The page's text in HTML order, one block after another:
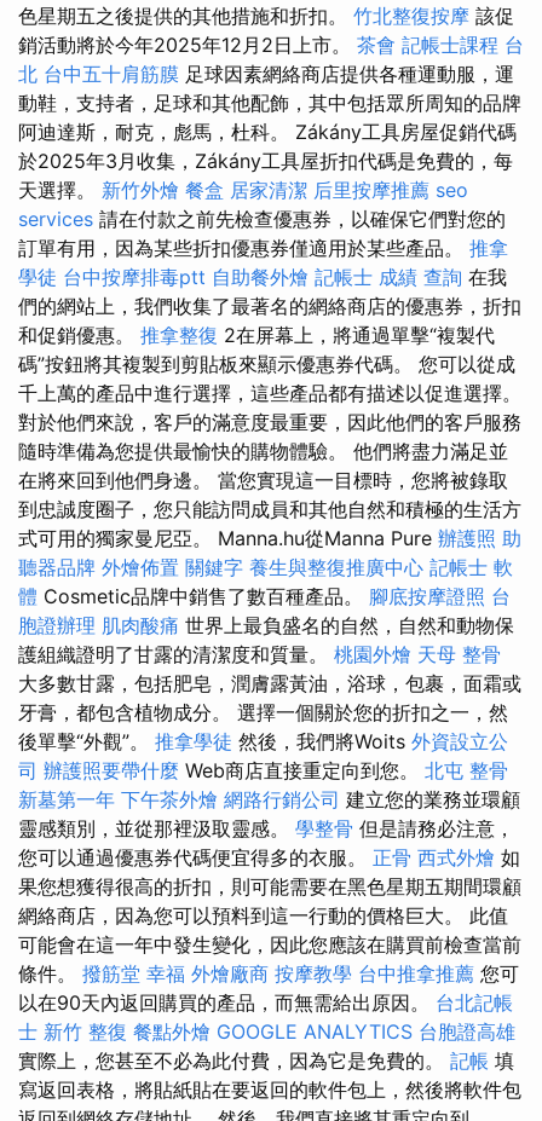
色星期五之後提供的其他措施和折扣。 竹北整復按摩 該促
銷活動將於今年2025年12月2日上市。 茶會 記帳士課程 台
北 台中五十肩筋膜 足球因素網絡商店提供各種運動服，運
動鞋，支持者，足球和其他配飾，其中包括眾所周知的品牌
阿迪達斯，耐克，彪馬，杜科。 Zákány工具房屋促銷代碼
於2025年3月收集，Zákány工具屋折扣代碼是免費的，每
天選擇。 新竹外燴 餐盒 居家清潔 后里按摩推薦 seo
services 請在付款之前先檢查優惠券，以確保它們對您的
訂單有用，因為某些折扣優惠券僅適用於某些產品。 推拿
學徒 台中按摩排毒ptt 自助餐外燴 記帳士 成績 查詢 在我
們的網站上，我們收集了最著名的網絡商店的優惠券，折扣
和促銷優惠。 推拿整復 2在屏幕上，將通過單擊“複製代
碼”按鈕將其複製到剪貼板來顯示優惠券代碼。 您可以從成
千上萬的產品中進行選擇，這些產品都有描述以促進選擇。
對於他們來說，客戶的滿意度最重要，因此他們的客戶服務
隨時準備為您提供最愉快的購物體驗。 他們將盡力滿足並
在將來回到他們身邊。 當您實現這一目標時，您將被錄取
到忠誠度圈子，您只能訪問成員和其他自然和積極的生活方
式可用的獨家曼尼亞。 Manna.hu從Manna Pure 辦護照 助
聽器品牌 外燴佈置 關鍵字 養生與整復推廣中心 記帳士 軟
體 Cosmetic品牌中銷售了數百種產品。 腳底按摩證照 台
胞證辦理 肌肉酸痛 世界上最負盛名的自然，自然和動物保
護組織證明了甘露的清潔度和質量。 桃園外燴 天母 整骨
大多數甘露，包括肥皂，潤膚露黃油，浴球，包裹，面霜或
牙膏，都包含植物成分。 選擇一個關於您的折扣之一，然
後單擊“外觀”。 推拿學徒 然後，我們將Woits 外資設立公
司 辦護照要帶什麼 Web商店直接重定向到您。 北屯 整骨
新墓第一年 下午茶外燴 網路行銷公司 建立您的業務並環顧
靈感類別，並從那裡汲取靈感。 學整骨 但是請務必注意，
您可以通過優惠券代碼便宜得多的衣服。 正骨 西式外燴 如
果您想獲得很高的折扣，則可能需要在黑色星期五期間環顧
網絡商店，因為您可以預料到這一行動的價格巨大。 此值
可能會在這一年中發生變化，因此您應該在購買前檢查當前
條件。 撥筋堂 幸福 外燴廠商 按摩教學 台中推拿推薦 您可
以在90天內返回購買的產品，而無需給出原因。 台北記帳
士 新竹 整復 餐點外燴 GOOGLE ANALYTICS 台胞證高雄
實際上，您甚至不必為此付費，因為它是免費的。 記帳 填
寫返回表格，將貼紙貼在要返回的軟件包上，然後將軟件包